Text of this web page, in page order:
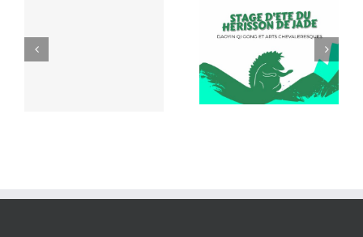
Nouvelle
année du
cheval de feu
par Georges